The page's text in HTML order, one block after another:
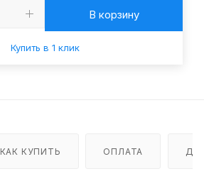
В корзину
Купить в 1 клик
КАК КУПИТЬ ОПЛАТА